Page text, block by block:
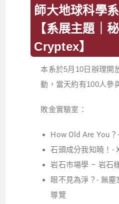
師大地球科學
【系展主題｜
Cryptex】
本系於5月10日辦理開
動，當天約有100人參
敗金實驗室：
How Old Are You
石頭成分我知曉！-
岩石市場學 – 岩石
眼不見為淨？- 無
導覽